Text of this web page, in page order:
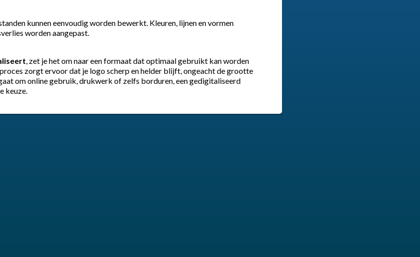
kunnen eenvoudig worden bewerkt. Kleuren, lijnen en vormen
worden aangepast.
, zet je het om naar een formaat dat optimaal gebruikt kan worden
zorgt ervoor dat je logo scherp en helder blijft, ongeacht de grootte
om online gebruik, drukwerk of zelfs borduren, een gedigitaliseerd
keuze.